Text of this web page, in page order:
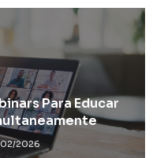
Para Educar
2026